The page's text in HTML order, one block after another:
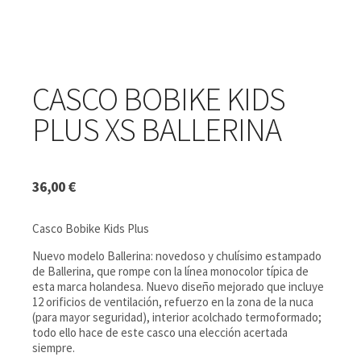
CASCO BOBIKE KIDS
PLUS XS BALLERINA
36,00€
Casco Bobike Kids Plus
Nuevo modelo Ballerina: novedoso y chulísimo estampado
de Ballerina, que rompe con la línea monocolor típica de
esta marca holandesa. Nuevo diseño mejorado que incluye
12 orificios de ventilación, refuerzo en la zona de la nuca
(para mayor seguridad), interior acolchado termoformado;
todo ello hace de este casco una elección acertada
siempre.